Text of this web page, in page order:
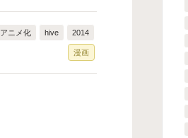
2014
hive
アニメ化
漫画